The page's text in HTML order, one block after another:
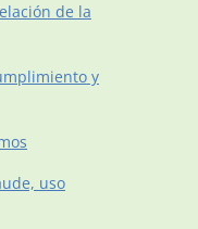
de la
y
uso